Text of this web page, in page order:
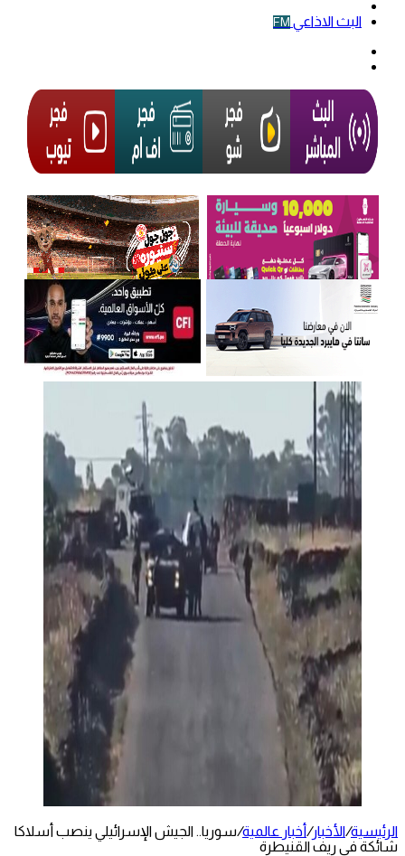
البث الاذاعي FM
الرئيسية/الأخبار/أخبار عالمية/سوريا.. الجيش الإسرائيلي ينصب أسلاكا
شائكة في ريف القنيطرة